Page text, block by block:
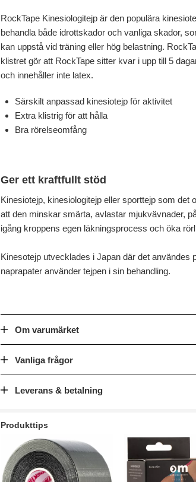
RockTape Kinesiologitejp är den populära
behandla både idrottskador och vanliga skador,
kan uppstå vid träning eller hög belastning.
klistret gör att RockTape sitter kvar i upp till 5
och innehåller inte latex.
Särskilt anpassad kinesiotejp för aktivitet
Extra klistrig för att hålla
Bra rörelseomfång
Ger ett kraftfullt stöd
Kinesiotejp, kinesiologitejp eller sporttejp som
att den minskar smärta, avlastar mjukvävnader,
igång kroppens egen läkningsprocess och öka
Kinesotejp utvecklades i Japan där det användes
naprapater använder tejpen i sin behandling.
Om varumärket
Vanliga frågor
Leverans & betalning
Produkttips